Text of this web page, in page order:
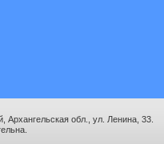
обл., ул. Ленина, 33.